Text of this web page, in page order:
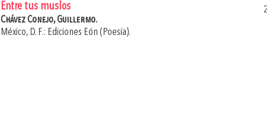
Entre tus muslos
Chávez Conejo, Guillermo.
México, D. F.: Ediciones Eón (Poesía).